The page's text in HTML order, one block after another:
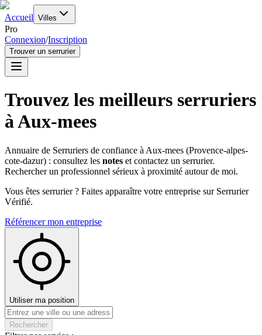
Accueil Villes
Pro
Connexion/Inscription
Trouver un serrurier
Trouvez les meilleurs serruriers
àAux-mees
Annuaire de Serruriers de confiance à Aux-mees (Provence-alpes-
cote-dazur) : consultez les notes et contactez un serrurier.
Rechercher un professionnel sérieux à proximité autour de moi.
Vous êtes serrurier ? Faites apparaître votre entreprise sur Serrurier
Vérifié.
Référencer mon entreprise
Utiliser ma position
Rechercher